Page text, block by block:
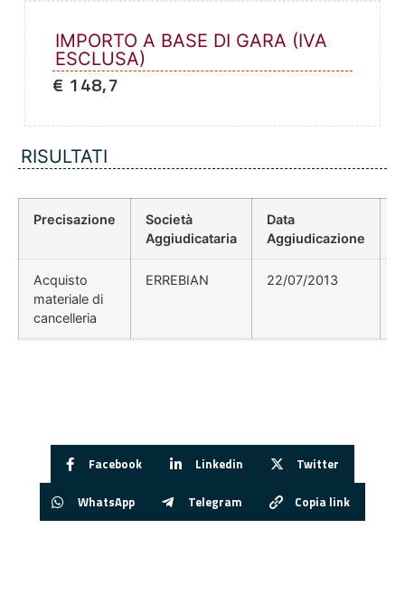
IMPORTO A BASE DI GARA (IVA
ESCLUSA)
€ 148,7
RISULTATI
Precisazione
Società
Aggiudicataria
Data
Aggiudicazione
Acquisto
materiale di
cancelleria
ERREBIAN 22/07/2013
Facebook Linkedin Twitter
WhatsApp Telegram Copia link